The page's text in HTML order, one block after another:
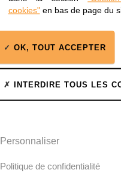
Accastillage marin
cookies"en bas de page du
OK, TOUT ACCEPTER
INTERDIRE TOUS LES
Personnaliser
Politique de confidentialité